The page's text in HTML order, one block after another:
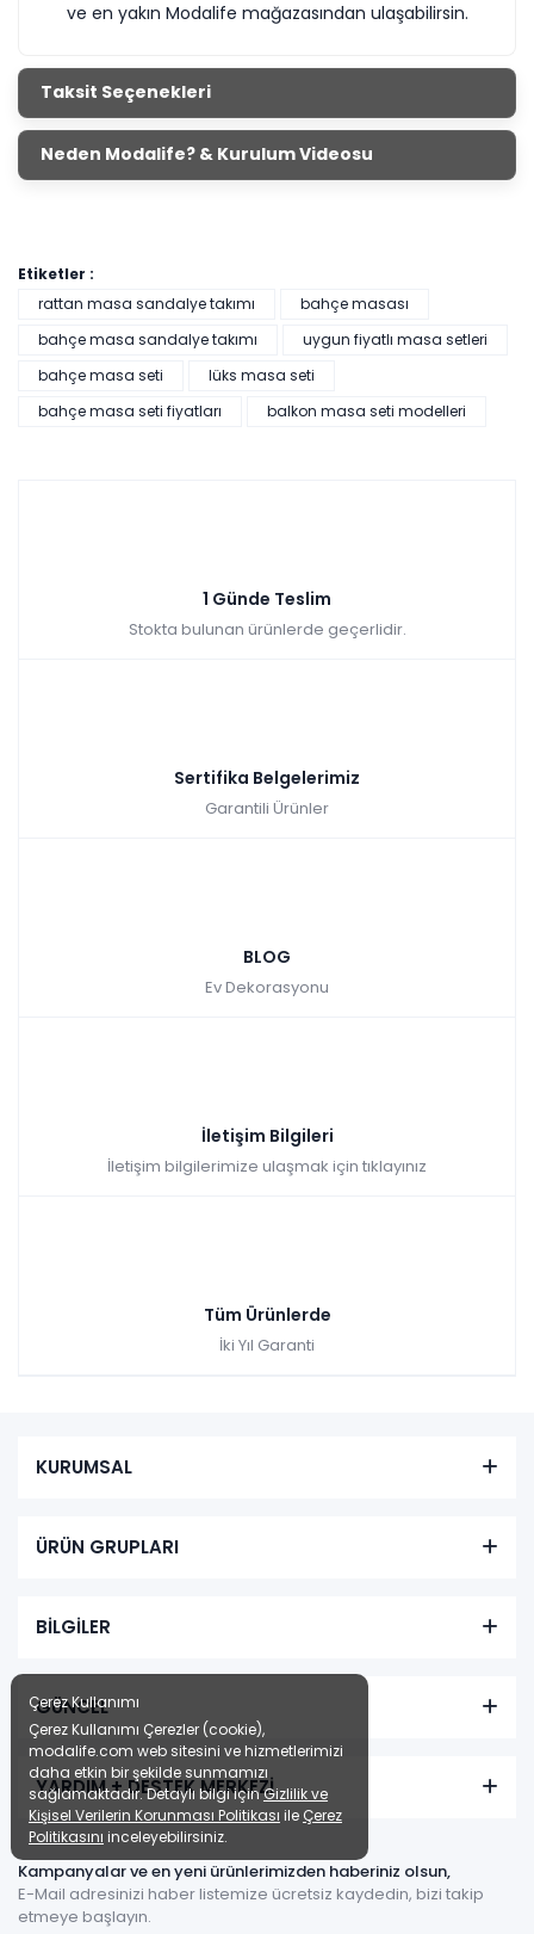
ve en yakın Modalife mağazasından ulaşabilirsin.
Taksit Seçenekleri
Neden Modalife? & Kurulum Videosu
Etiketler :
rattan masa sandalye takımı
bahçe masası
bahçe masa sandalye takımı
uygun fiyatlı masa setleri
bahçe masa seti
lüks masa seti
bahçe masa seti fiyatları
balkon masa seti modelleri
1 Günde Teslim
Stokta bulunan ürünlerde geçerlidir.
Sertifika Belgelerimiz
Garantili Ürünler
BLOG
Ev Dekorasyonu
İletişim Bilgileri
İletişim bilgilerimize ulaşmak için tıklayınız
Tüm Ürünlerde
İki Yıl Garanti
KURUMSAL
ÜRÜN GRUPLARI
BİLGİLER
GÜNCEL
YARDIM + DESTEK MERKEZİ
Kampanyalar ve en yeni ürünlerimizden haberiniz olsun,
E-Mail adresinizi haber listemize ücretsiz kaydedin, bizi takip
etmeye başlayın.
Çerez Kullanımı
Çerez Kullanımı Çerezler (cookie),
modalife.com web sitesini ve hizmetlerimizi
daha etkin bir şekilde sunmamızı
sağlamaktadır. Detaylı bilgi içinGizlilik ve
Kişisel Verilerin Korunması Politikası ile Çerez
Politikasını inceleyebilirsiniz.